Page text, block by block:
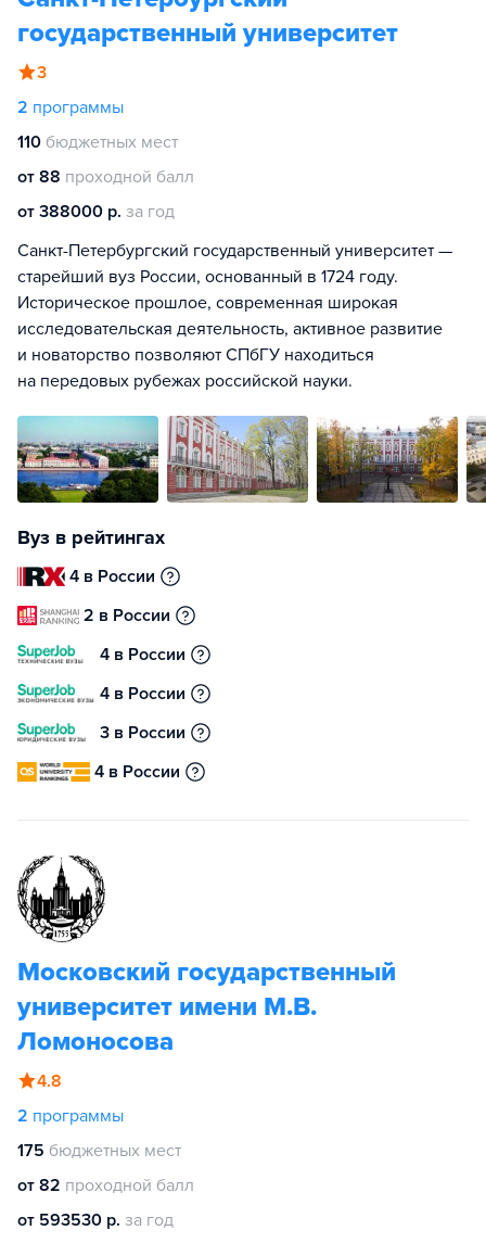
государственный университет
3
2 программы
110 бюджетных мест
от 88 проходной балл
от 388000 р. за год
Санкт-Петербургский государственный университет —
старейший вуз России, основанный в 1724 году.
Историческое прошлое, современная широкая
исследовательская деятельность, активное развитие
и новаторство позволяют СПбГУ находиться
на передовых рубежах российской науки.
Вуз в рейтингах
4 в России
2 в России
4 в России
4 в России
3 в России
4 в России
Московский государственный
университет имени М.В.
Ломоносова
4.8
2 программы
175 бюджетных мест
от 82 проходной балл
от 593530 р. за год